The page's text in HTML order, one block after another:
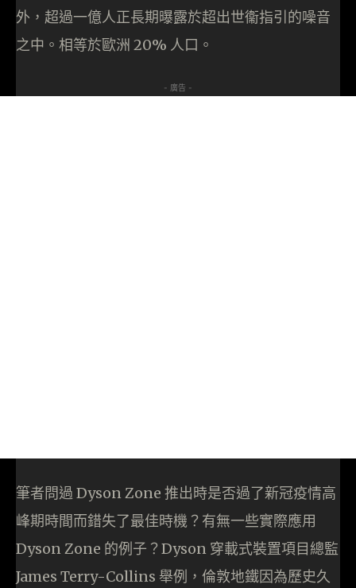
外，超過一億人正長期曝露於超出世衞指引的噪音
之中。相等於歐洲 20% 人口。
- 廣告 -
筆者問過 Dyson Zone 推出時是否過了新冠疫情高
峰期時間而錯失了最佳時機？有無一些實際應用
Dyson Zone 的例子？Dyson 穿載式裝置項目總監
James Terry-Collins 舉例，倫敦地鐵因為歷史久